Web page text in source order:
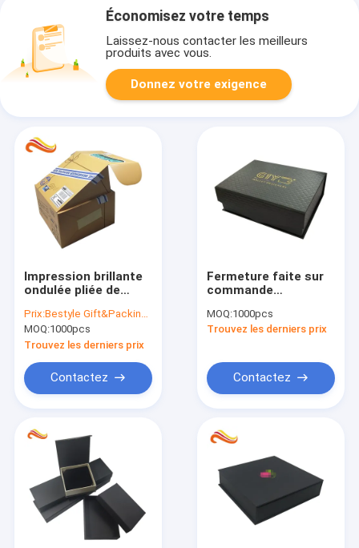
Économisez votre temps
Laissez-nous contacter les meilleurs
produits avec vous.
Donnez votre exigence
Impression brillante
ondulée pliée de
boîte de papier
manipulant pour
l'expédition
Prix:Bestyle Gift&Packing Industry
MOQ:1000pcs
Trouvez les derniers prix
Contactez
Fermeture faite sur
commande
de boîte-cadeau pour
les produits
MOQ:1000pcs
Trouvez les derniers prix
Contactez